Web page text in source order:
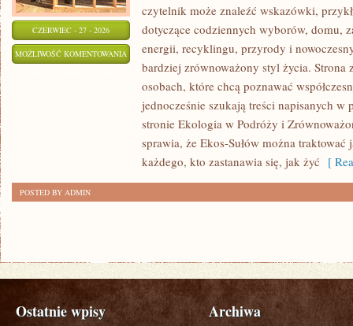
CZERWIEC - 27 - 2026
MOŻLIWOŚĆ KOMENTOWANIA
DOMU
czytelnik może znaleźć wskazówki,
dotyczące codziennych wyborów, domu,
energii, recyklingu, przyrody i
bardziej zrównoważony styl życia. Strona
osobach, które chcą poznawać
jednocześnie szukają treści napisanych w
stronie Ekologia w Podróży i
sprawia, że Ekos-Sułów można
każdego, kto zastanawia się, jak żyć [
POSTED BY ADMIN
Ostatnie wpisy Archiwa